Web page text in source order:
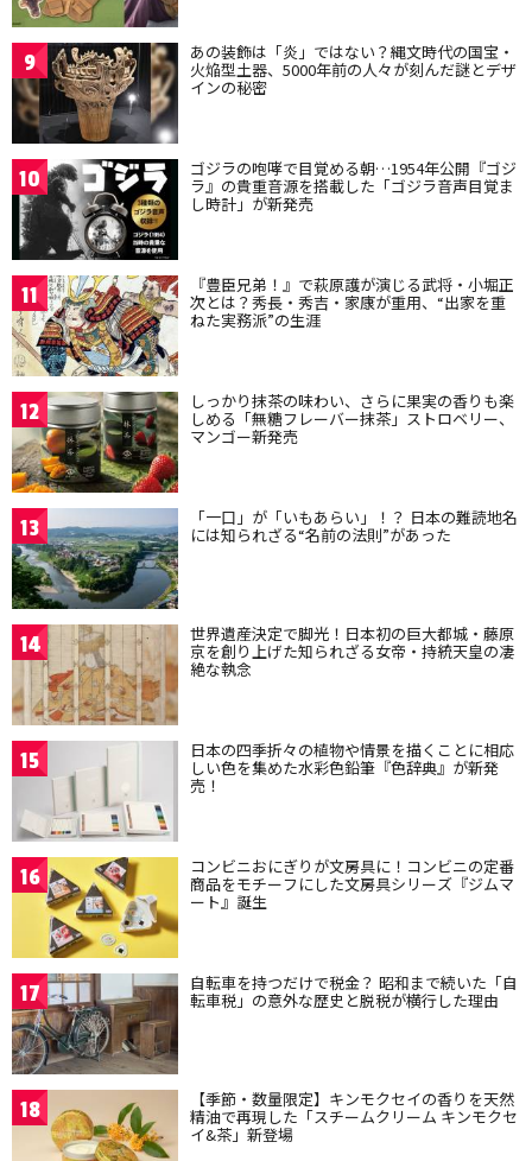
9 あの装飾は「炎」ではない？縄文時代の国宝・
火焔型土器、5000年前の人々が刻んだ謎とデザ
インの秘密
10 ゴジラの咆哮で目覚める朝…1954年公開『ゴジ
ラ』の貴重音源を搭載した「ゴジラ音声目覚ま
し時計」が新発売
11 『豊臣兄弟！』で萩原護が演じる武将・小堀正
次とは？秀長・秀吉・家康が重用、“出家を重
ねた実務派”の生涯
12 しっかり抹茶の味わい、さらに果実の香りも楽
しめる「無糖フレーバー抹茶」ストロベリー、
マンゴー新発売
13 「一口」が「いもあらい」！？ 日本の難読地名
には知られざる“名前の法則”があった
14 世界遺産決定で脚光！日本初の巨大都城・藤原
京を創り上げた知られざる女帝・持統天皇の凄
絶な執念
15 日本の四季折々の植物や情景を描くことに相応
しい色を集めた水彩色鉛筆『色辞典』が新発
売！
16 コンビニおにぎりが文房具に！コンビニの定番
商品をモチーフにした文房具シリーズ『ジムマ
ート』誕生
17 自転車を持つだけで税金？ 昭和まで続いた「自
転車税」の意外な歴史と脱税が横行した理由
18 【季節・数量限定】キンモクセイの香りを天然
精油で再現した「スチームクリーム キンモクセ
イ&茶」新登場